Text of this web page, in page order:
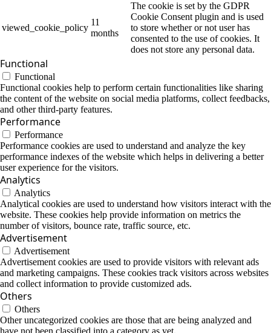
viewed_cookie_policy
11
months
The cookie is set by the GDPR
Cookie Consent plugin and is used
to store whether or not user has
consented to the use of cookies. It
does not store any personal data.
Functional
Functional
Functional cookies help to perform certain functionalities like sharing
the content of the website on social media platforms, collect feedbacks,
and other third-party features.
Performance
Performance
Performance cookies are used to understand and analyze the key
performance indexes of the website which helps in delivering a better
user experience for the visitors.
Analytics
Analytics
Analytical cookies are used to understand how visitors interact with the
website. These cookies help provide information on metrics the
number of visitors, bounce rate, traffic source, etc.
Advertisement
Advertisement
Advertisement cookies are used to provide visitors with relevant ads
and marketing campaigns. These cookies track visitors across websites
and collect information to provide customized ads.
Others
Others
Other uncategorized cookies are those that are being analyzed and
have not been classified into a category as yet.